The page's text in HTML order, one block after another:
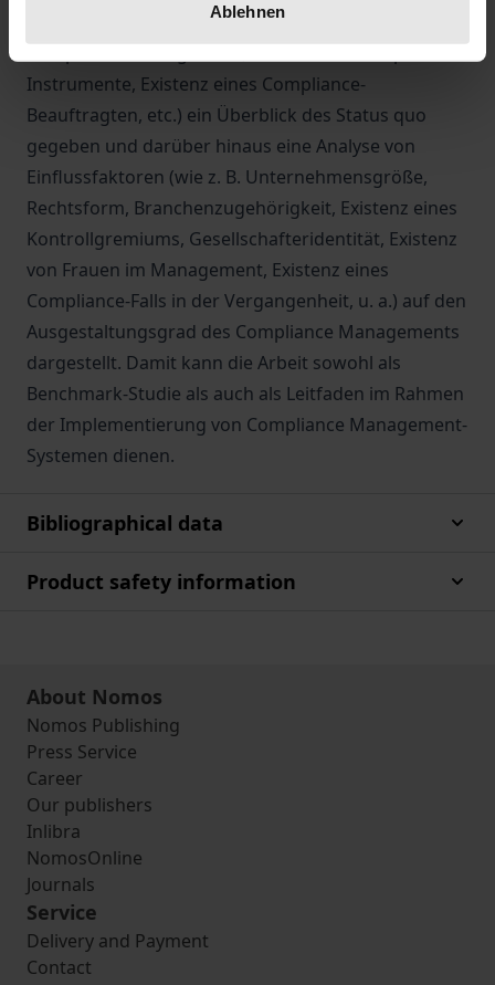
Ablehnen
Compliance Management-Systemen, Motive für
Instrumente, Existenz eines Compliance-
Beauftragten, etc.) ein Überblick des Status quo
gegeben und darüber hinaus eine Analyse von
Einflussfaktoren (wie z. B. Unternehmensgröße,
Rechtsform, Branchenzugehörigkeit, Existenz eines
Kontrollgremiums, Gesellschafteridentität, Existenz
von Frauen im Management, Existenz eines
Compliance-Falls in der Vergangenheit, u. a.) auf den
Ausgestaltungsgrad des Compliance Managements
dargestellt. Damit kann die Arbeit sowohl als
Benchmark-Studie als auch als Leitfaden im Rahmen
der Implementierung von Compliance Management-
Systemen dienen.
Bibliographical data
Product safety information
About Nomos
Nomos Publishing
Press Service
Career
Our publishers
Inlibra
NomosOnline
Journals
Service
Delivery and Payment
Contact